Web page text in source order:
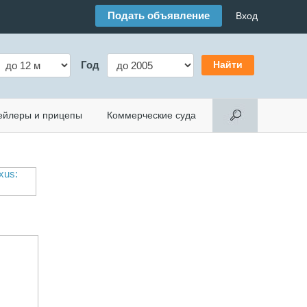
Подать объявление Вход
Год
и прицепы Коммерческие суда